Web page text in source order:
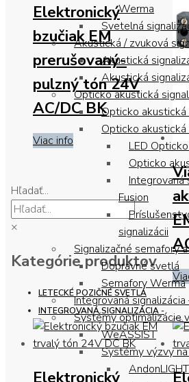
Werma
Svetelná
Akustická / zvuková
Akustická
Akustická
Opticko akustická
Opticko akustická
Opticko
LED
Opticko
Integrovaná
Fusion
signalizácii
Signalizačné semafory
Dopravné svetlá
Semafory Werma
Integrovaná signalizácia
Systémy optimalizácie
WeASSIST
Systémy výzvy
AndonLIGHT
Elektronický
bzučiak EM
prerušovaný-
pulzný tón 24V
AC/DC BK
Viac info
Elektronický
Hľadať...
×
Kategórie produktov
LETECKÉ POZIČNÉ SVETLÁ
INTEGROVANÁ SIGNALIZÁCIA -